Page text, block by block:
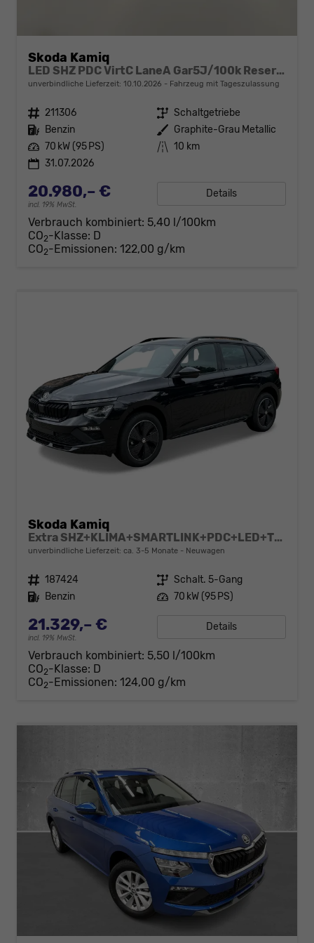
Skoda Kamiq
LED SHZ PDC VirtC LaneA Gar5J/100k Reserve
unverbindliche Lieferzeit: 10.10.2026 Fahrzeug mit Tageszulassung
Fahrzeugnr. 211306 Getriebe Schaltgetriebe
Kraftstoff Benzin Außenfarbe Graphite-Grau Metallic
Leistung 70 kW (95 PS) Kilometerstand 10 km
31.07.2026
20.980,– €
incl. 19% MwSt.
Details
Verbrauch kombiniert: 5,40 l/100km
CO2-Klasse: D
CO2-Emissionen: 122,00 g/km
Skoda Kamiq
Extra SHZ+KLIMA+SMARTLINK+PDC+LED+TEMPOMAT
unverbindliche Lieferzeit: ca. 3-5 Monate Neuwagen
Fahrzeugnr. 187424 Getriebe Schalt. 5-Gang
Kraftstoff Benzin Leistung 70 kW (95 PS)
21.329,– €
incl. 19% MwSt.
Details
Verbrauch kombiniert: 5,50 l/100km
CO2-Klasse: D
CO2-Emissionen: 124,00 g/km